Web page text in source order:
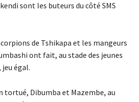
sont les buteurs du côté SMS
de Tshikapa et les mangeurs
ont fait, au stade des jeunes
égal.
tortué, Dibumba et Mazembe, au